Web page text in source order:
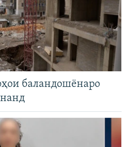
баландошёнаро